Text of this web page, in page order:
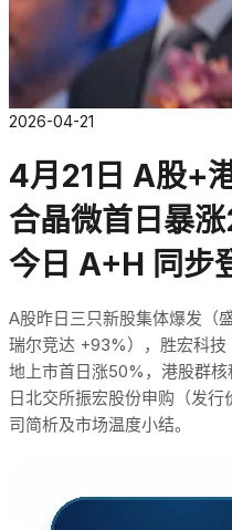
2026-04-21
4月21日 A股+
合晶微首日暴
今日 A+H 同步
A股昨日三只新股集体爆发（
瑞尔竞达 +93%），胜宏科
地上市首日涨50%，港股群
日北交所振宏股份申购（发
司简析及市场温度小结。